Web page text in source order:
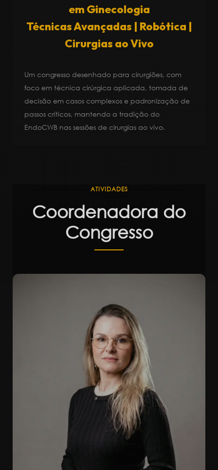
em Ginecologia
Técnicas Avançadas | Robótica |
Cirurgias ao Vivo
Um congresso desenhado para cirurgiões, com
foco em técnica cirúrgica aplicada, tomada de
decisão em casos complexos e padronização de
passos críticos, mantendo a tradição do
EndoCWB nas sessões de cirurgias ao vivo.
ATIVIDADES
Coordenadora do
Congresso